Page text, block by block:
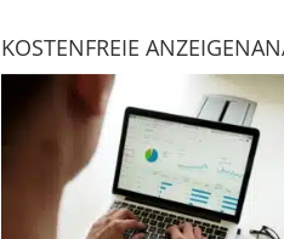
KOSTENFREIE